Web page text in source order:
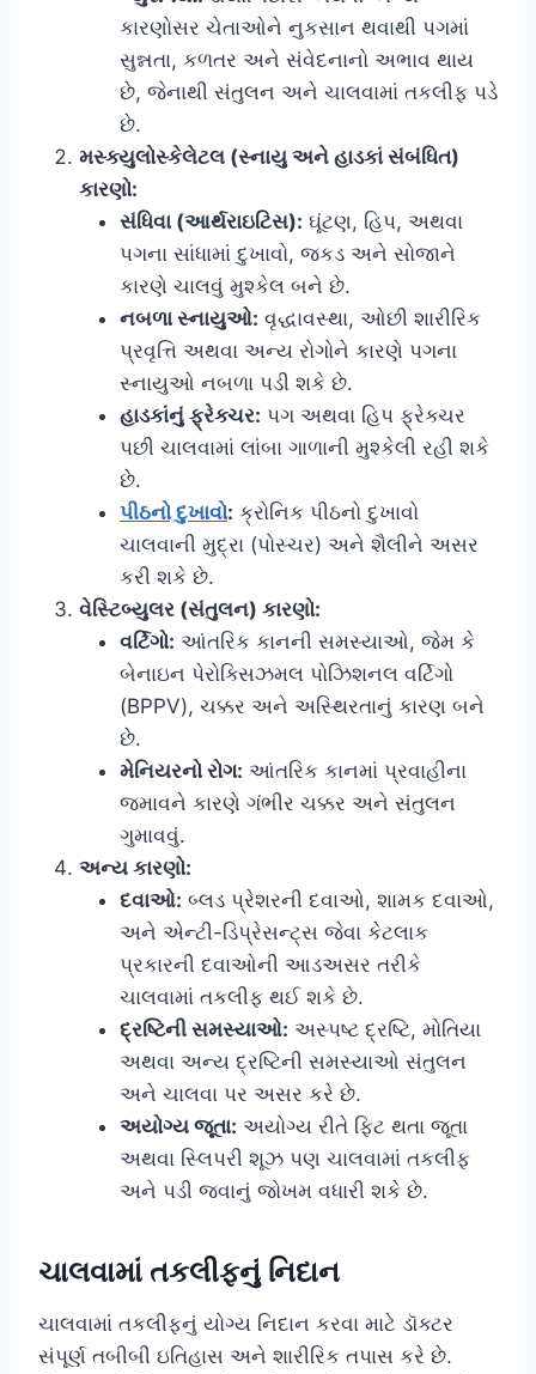
કારણોસર ચેતાઓને નુકસાન થવાથી પગમાં
સુન્નતા, કળતર અને સંવેદનાનો અભાવ થાય
છે, જેનાથી સંતુલન અને ચાલવામાં તકલીફ પડે
છે.
મસ્ક્યુલોસ્કેલેટલ (સ્નાયુ અને હાડકાં સંબંધિત)
કારણો:
સંધિવા (આર્થરાઇટિસ): ઘૂંટણ, હિપ, અથવા
પગના સાંધામાં દુખાવો, જકડ અને સોજાને
કારણે ચાલવું મુશ્કેલ બને છે.
નબળા સ્નાયુઓ: વૃદ્ધાવસ્થા, ઓછી શારીરિક
પ્રવૃત્તિ અથવા અન્ય રોગોને કારણે પગના
સ્નાયુઓ નબળા પડી શકે છે.
હાડકાંનું ફ્રેક્ચર: પગ અથવા હિપ ફ્રેક્ચર
પછી ચાલવામાં લાંબા ગાળાની મુશ્કેલી રહી શકે
છે.
પીઠનો દુખાવો: ક્રોનિક પીઠનો દુખાવો
ચાલવાની મુદ્રા (પોસ્ચર) અને શૈલીને અસર
કરી શકે છે.
વેસ્ટિબ્યુલર (સંતુલન) કારણો:
વર્ટિગો: આંતરિક કાનની સમસ્યાઓ, જેમ કે
બેનાઇન પેરોક્સિઝમલ પોઝિશનલ વર્ટિગો
(BPPV), ચક્કર અને અસ્થિરતાનું કારણ બને
છે.
મેનિયરનો રોગ: આંતરિક કાનમાં પ્રવાહીના
જમાવને કારણે ગંભીર ચક્કર અને સંતુલન
ગુમાવવું.
અન્ય કારણો:
દવાઓ: બ્લડ પ્રેશરની દવાઓ, શામક દવાઓ,
અને એન્ટી-ડિપ્રેસન્ટ્સ જેવા કેટલાક
પ્રકારની દવાઓની આડઅસર તરીકે
ચાલવામાં તકલીફ થઈ શકે છે.
દ્રષ્ટિની સમસ્યાઓ: અસ્પષ્ટ દ્રષ્ટિ, મોતિયા
અથવા અન્ય દ્રષ્ટિની સમસ્યાઓ સંતુલન
અને ચાલવા પર અસર કરે છે.
અયોગ્ય જૂતા: અયોગ્ય રીતે ફિટ થતા જૂતા
અથવા સ્લિપરી શૂઝ પણ ચાલવામાં તકલીફ
અને પડી જવાનું જોખમ વધારી શકે છે.
ચાલવામાં તકલીફનું નિદાન
ચાલવામાં તકલીફનું યોગ્ય નિદાન કરવા માટે ડૉક્ટર
સંપૂર્ણ તબીબી ઇતિહાસ અને શારીરિક તપાસ કરે છે.